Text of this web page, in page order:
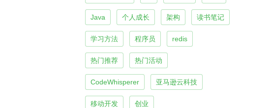
Java 个人成长 架构 读书笔记
学习方法 程序员 redis
热门推荐 热门活动
CodeWhisperer 亚马逊云科技
移动开发 创业